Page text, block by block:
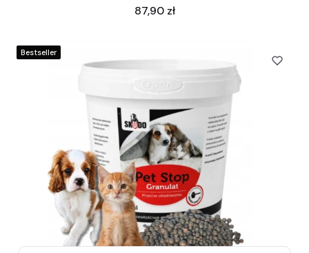
Cena
87,90 zł
Bestseller